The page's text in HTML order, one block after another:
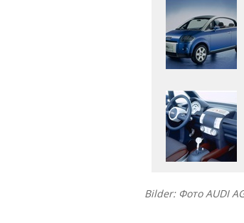
Bilder: Фото AUDI